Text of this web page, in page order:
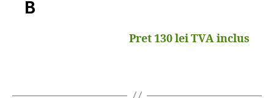
B
Pret 130 lei TVA inclus